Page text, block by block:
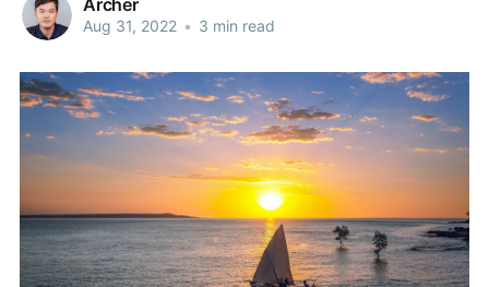
Archer
Aug 31, 2022 • 3 min read